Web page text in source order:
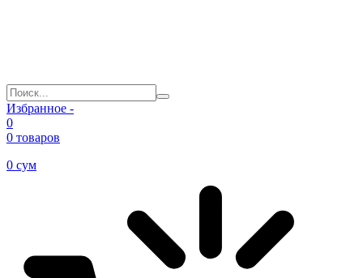
Избранное -
0
0 товаров
0 сум